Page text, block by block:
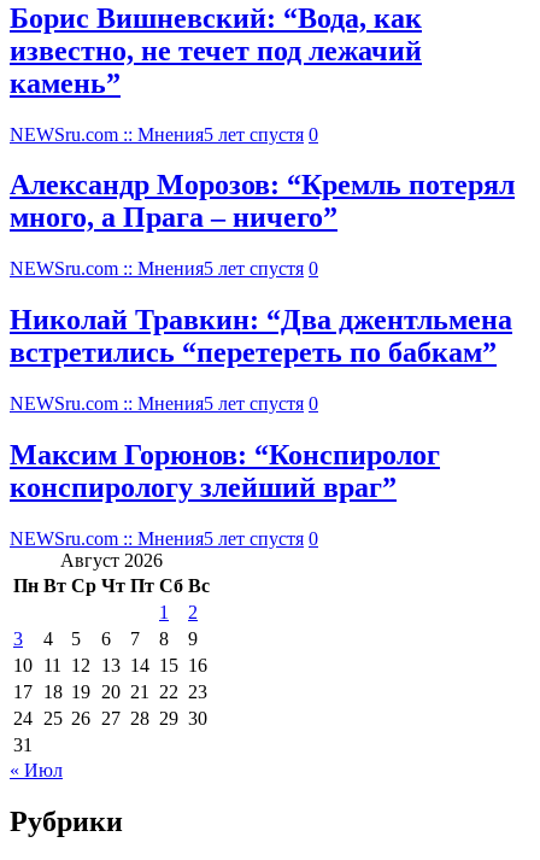
Борис Вишневский: “Вода, как
известно, не течет под лежачий
камень”
NEWSru.com :: Мнения5 лет спустя 0
Александр Морозов: “Кремль потерял
много, а Прага – ничего”
NEWSru.com :: Мнения5 лет спустя 0
Николай Травкин: “Два джентльмена
встретились “перетереть по бабкам”
NEWSru.com :: Мнения5 лет спустя 0
Максим Горюнов: “Конспиролог
конспирологу злейший враг”
NEWSru.com :: Мнения5 лет спустя 0
Август 2026
Пн Вт Ср Чт Пт Сб Вс
1
2
3
4 5 6 7 8
9
10 11 12 13 14 15 16
17 18 19 20 21 22 23
24 25 26 27 28 29 30
31
« Июл
Рубрики